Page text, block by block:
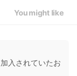
You might like
入されていたお